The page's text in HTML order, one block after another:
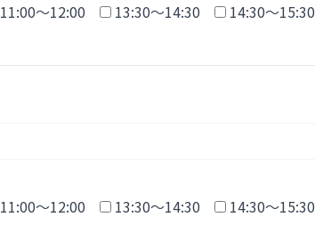
11:00～12:00 13:30～14:30
14:30～15:30
11:00～12:00 13:30～14:30
14:30～15:30